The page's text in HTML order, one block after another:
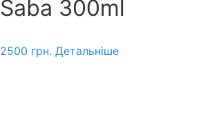
Saba 300ml
2500 грн. Детальніше